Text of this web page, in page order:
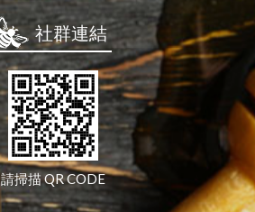
社群連結
請掃描 QR CODE